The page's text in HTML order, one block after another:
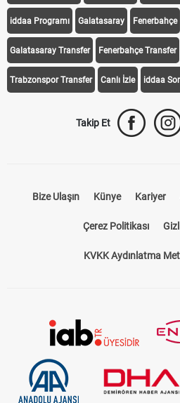
iddaa Programı Galatasaray Fenerbahçe
Galatasaray Transfer Fenerbahçe Transfer
Trabzonspor Transfer Canlı İzle iddaa
Takip Et
Bize Ulaşın Künye Kariyer
Çerez Politikası
KVKK Aydınlatma